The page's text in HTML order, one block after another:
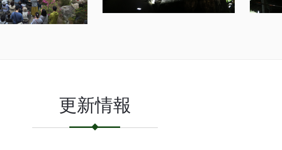
更新情報